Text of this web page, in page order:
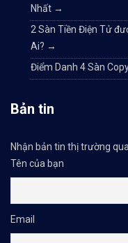
Nhất →
2 Sàn Tiền Điện Tử
Ai? →
Điểm Danh 4 Sàn
Bản tin
Nhận bản tin thị trường
Tên của bạn
Email